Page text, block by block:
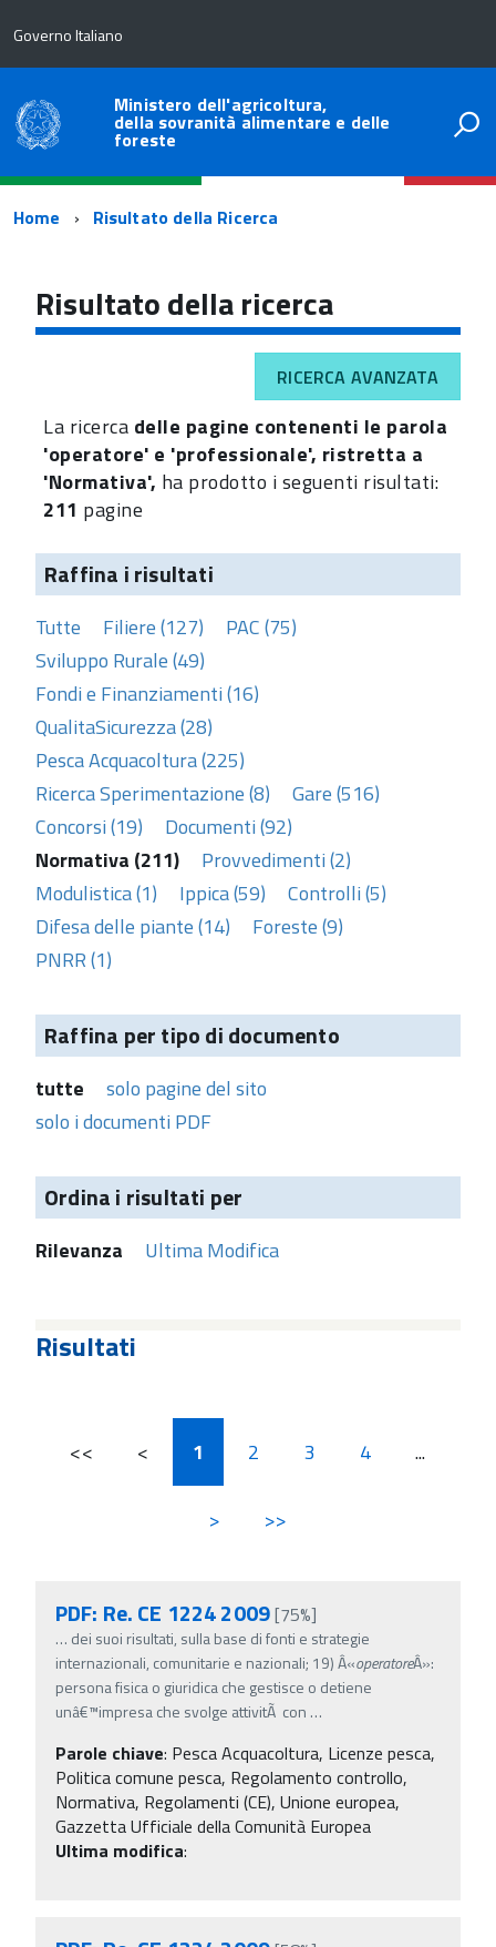
Governo Italiano
Ministero dell'agricoltura,
della sovranità alimentare e delle
foreste
Percorso
navigazione
Home Risultato della Ricerca
Risultato della ricerca
RICERCA AVANZATA
La ricerca delle pagine contenenti le parola
'operatore' e 'professionale', ristretta a
'Normativa', ha prodotto i seguenti risultati:
211 pagine
Raffina i risultati
Tutte Filiere (127)
PAC (75)
Sviluppo Rurale (49)
Fondi e Finanziamenti (16)
QualitaSicurezza (28)
Pesca Acquacoltura (225)
Ricerca Sperimentazione (8)
Gare (516)
Concorsi (19)
Documenti (92)
Normativa (211)
Provvedimenti (2)
Modulistica (1)
Ippica (59)
Controlli (5)
Difesa delle piante (14)
Foreste (9)
PNRR (1)
Raffina per tipo di documento
tutte
solo pagine del sito
solo i documenti PDF
Ordina i risultati per
Rilevanza Ultima Modifica
Risultati
<< < 1 2 3 4 ...
> >>
PDF: Re. CE 1224 2009[75%]
… dei suoi risultati, sulla base di fonti e strategie
internazionali, comunitarie e nazionali; 19) Â«operatoreÂ»:
persona fisica o giuridica che gestisce o detiene
unâ€™impresa che svolge attivitÃ con …
Parole chiave: Pesca Acquacoltura, Licenze pesca,
Politica comune pesca, Regolamento controllo,
Normativa, Regolamenti (CE), Unione europea,
Gazzetta Ufficiale della Comunità Europea
Ultima modifica: